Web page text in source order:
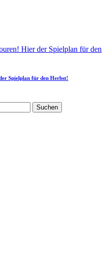
Spielplan für den Herbst!